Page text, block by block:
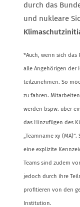
durch das
und nukleare
*Auch, wenn sich
alle Angehörigen der
teilzunehmen. So
zu fahren.
werden bspw. über
das Hinzufügen des
„Teamname xy
eine explizite
Teams sind zudem
jedoch durch ihre
profitieren von den
Institution.